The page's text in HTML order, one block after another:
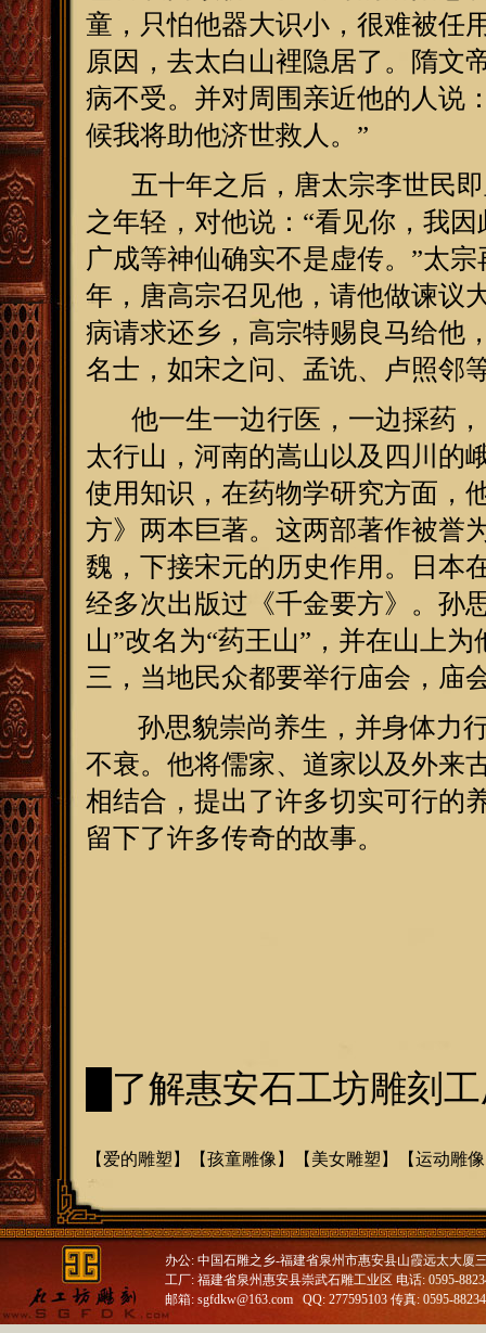
童，只怕他器大识小，很难被任
原因，去太白山裡隐居了。隋文
病不受。并对周围亲近他的人说
候我将助他济世救人。”
五十年之后，唐太宗李世民即
之年轻，对他说：“看见你，我
广成等神仙确实不是虚传。”太
年，唐高宗召见他，请他做谏议
病请求还乡，高宗特赐良马给他
名士，如宋之问、孟诜、卢照邻
他一生一边行医，一边採药，
太行山，河南的嵩山以及四川的
使用知识，在药物学研究方面，
方》两本巨著。这两部著作被誉
魏，下接宋元的历史作用。日本
经多次出版过《千金要方》。孙
山”改名为“药王山”，并在山上
三，当地民众都要举行庙会，庙
孙思貌崇尚养生，并身体力行
不衰。他将儒家、道家以及外来
相结合，提出了许多切实可行的
留下了许多传奇的故事。
█了解惠安石工坊雕刻
【 爱的雕塑 】【孩童雕像 】【 美女雕塑 】【运动雕像
办公: 中国石雕之乡-福建省泉州市惠安县山霞远太大厦
工厂: 福建省泉州惠安县崇武石雕工业区 电话: 0595-
邮箱: sgfdkw@163.com QQ: 277595103 传真: 0595-